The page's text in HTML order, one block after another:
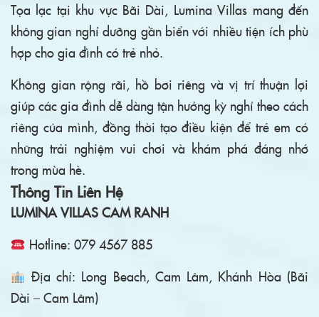
Tọa lạc tại khu vực Bãi Dài, Lumina Villas mang đến
không gian nghỉ dưỡng gần biển với nhiều tiện ích phù
hợp cho gia đình có trẻ nhỏ.
Không gian rộng rãi, hồ bơi riêng và vị trí thuận lợi
giúp các gia đình dễ dàng tận hưởng kỳ nghỉ theo cách
riêng của mình, đồng thời tạo điều kiện để trẻ em có
những trải nghiệm vui chơi và khám phá đáng nhớ
trong mùa hè.
Thông Tin Liên Hệ
LUMINA VILLAS CAM RANH
Hotline: 079 4567 885
Địa chỉ: Long Beach, Cam Lâm, Khánh Hòa (Bãi
Dài – Cam Lâm)